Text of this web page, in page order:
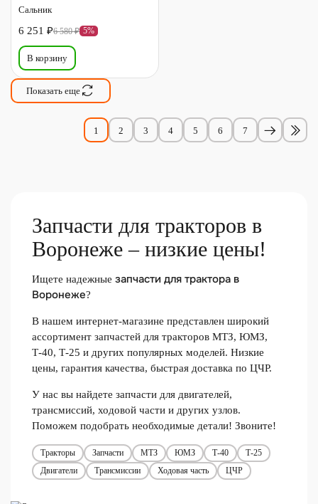
Сальник
6 251 ₽6 580 ₽ 5%
В корзину
Показать еще
1 2 3 4 5 6 7
Запчасти для тракторов в
Воронеже – низкие цены!
Ищете надежные запчасти для трактора в
Воронеже?
В нашем интернет-магазине представлен широкий
ассортимент запчастей для тракторов МТЗ, ЮМЗ,
Т-40, Т-25 и других популярных моделей. Низкие
цены, гарантия качества, быстрая доставка по ЦЧР.
У нас вы найдете запчасти для двигателей,
трансмиссий, ходовой части и других узлов.
Поможем подобрать необходимые детали! Звоните!
Тракторы Запчасти МТЗ ЮМЗ Т-40
Т-25
Двигатели
Трансмиссии Ходовая часть ЦЧР